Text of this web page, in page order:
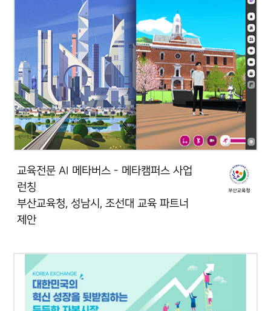
교육전문 AI 메타버스 - 메타캠퍼스 사업
런칭
부산교육청, 성남시, 조선대 교육 파트너
제안